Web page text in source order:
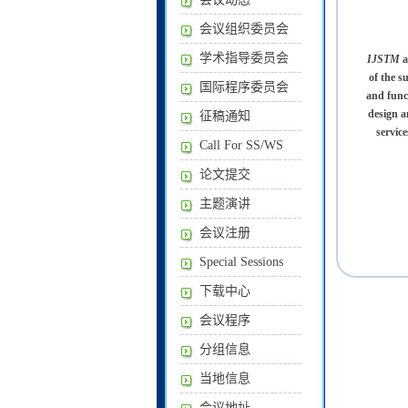
会议组织委员会
学术指导委员会
国际程序委员会
征稿通知
Call For SS/WS
论文提交
主题演讲
会议注册
Special Sessions
下载中心
会议程序
分组信息
当地信息
IJSTM
of the
and
design